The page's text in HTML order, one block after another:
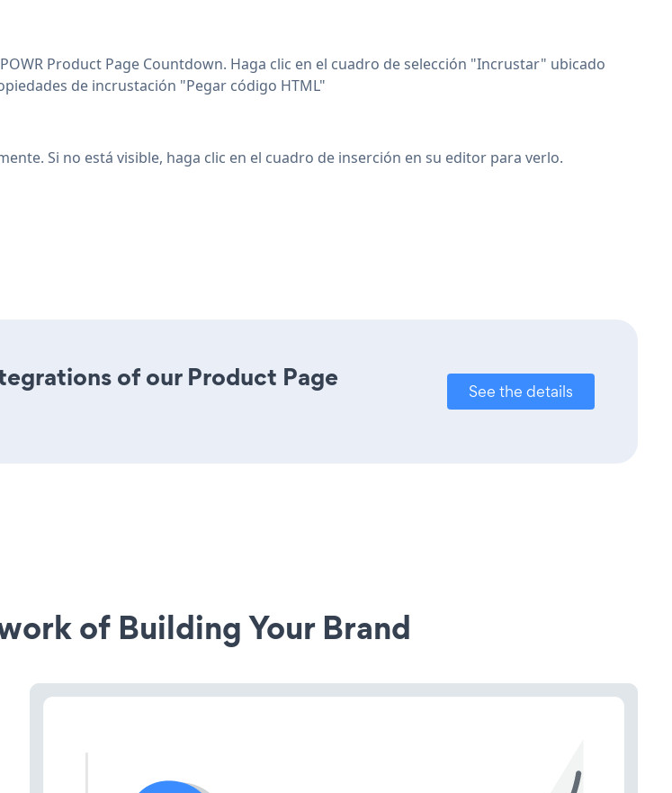
Product Page Countdown. Haga clic en el cuadro de selección "Incrustar" ubicado
de incrustación "Pegar código HTML"
Si no está visible, haga clic en el cuadro de inserción en su editor para verlo.
of our Product Page
See the details
of Building Your Brand